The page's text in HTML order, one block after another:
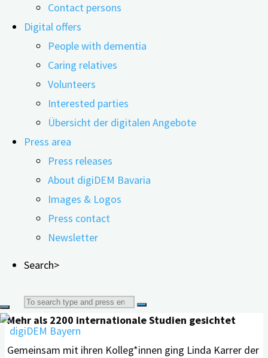
Contact persons
Digital offers
People with dementia
Caring relatives
Volunteers
Interested parties
Übersicht der digitalen Angebote
Press area
Press releases
About digiDEM Bavaria
Images & Logos
Press contact
Newsletter
Search>
Search
for:
bestimmten Zeitpunkt: Das Auto bleibt fortan in der
Garage. Doch wie lässt sich die Fahrtauglichkeit
zuverlässig überprüfen?
Was diese Frage für die Fahrtauglichkeit von Menschen
mit Demenz (MmD) bedeutet, beschreibt die
Wissenschaftlerin Linda Karrer: „Um die Fahrtauglichkeit
zu bestimmen, reichen einzelne neuropsychologische
Tests nicht aus.” Ihre Studie ist am Interdisziplinären
Zentrum für Health Technology Assessment (HTA) und
Public Health (IZPH) der Friedrich-Alexander-Universität
Erlangen-Nürnberg (FAU) entstanden. Die Forscherin
empfiehlt in der aktuellen Veröffentlichung von Februar
psychologischen Untersuchungen eine höhere
Mehr als 2200 internationale Studien gesichtet
Gemeinsam mit ihren Kolleg*innen ging Linda Karrer der